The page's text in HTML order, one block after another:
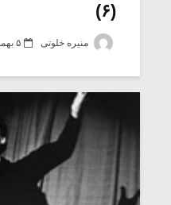
(۶)
منیره خلوتی ۵ بهمن ۱۳۹۱